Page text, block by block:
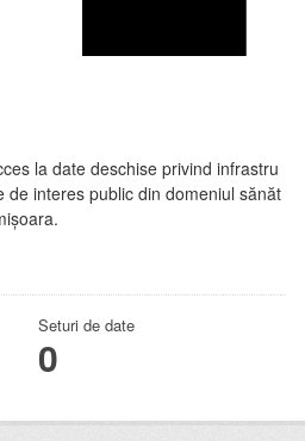
la date deschise privind infrastru
de interes public din domeniul sănăt
Seturi de date
0